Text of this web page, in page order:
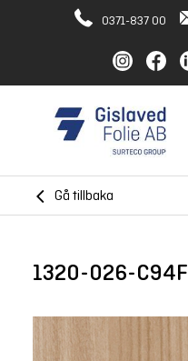
0371-837 00
Gå tillbaka
1320-026-C94F